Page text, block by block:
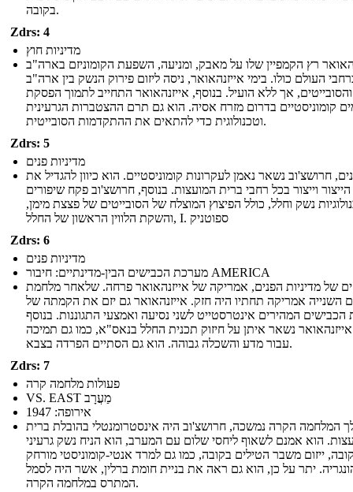
בקובה.
Zdrs: 4
מדיניות חוץ
רץ הקמפיין שלו על מאבק, ומניעה, השפעת הקומוניזם בארה"ב
העולם כולו. בימי אייזנהאואר, ניסה ליזום פירוק הנשק בין ארה"ב
והסובייטים, אך ללא הועיל. בנוסף, אייזנהאואר התחייב לתמוך הפסקת
קומוניסטיים בדרום מזרח אסיה. הוא גם תרם ההצטברות הגרעינית
וטכנולוגית כדי להתאים את ההתקדמות הסובייטית.
Zdrs: 5
מדיניות פנים
חרושצ'וב נשאר נאמן לעקרונות קומוניסטיים. הוא כיוון להגדיל את
הייצור וייצור בכל רחבי ברית המועצות. בנוסף, חרושצ'וב פקח שיפורים
נשק וחלל, כולל הפיצוץ המוצלח של הסובייטים של פצצת מימן,
והשקת הלווין הראשון של החלל, I. ספוטניק
Zdrs: 6
מדיניות פנים
מערכת הכבישים הבין-מדינתיים: חיבור AMERICA
של מדיניות הפנים, אמריקה של אייזנהאואר פרחה. שלאחר מלחמת
השנייה אמריקה תחתיו היה חזק. אייזנהאואר גם יזם את הקמתה של
המהירים אינטרסטייט לשני נסיעה ואמצעי התגוננות. בנוסף
נשאר איתן על חיזוק תכנית החלל בנאס"א, כמו גם תמיכה
עבור מדע והשכלה גבוהה. הוא גם הסתיים הפרדה בצבא.
Zdrs: 7
פעולות מלחמה קרה
VS. EAST מַעֲרָב
אירופה: 1947
המלחמה הקרה נמשכה, חרושצ'וב היה אינסטרומנטלי בהובלת ברית
הוא אמנם לשאוף ליחסי שלום עם המערב, הוא הניח נשק גרעיני
ייזום משבר הטילים בקובה, כמו גם למרד אנטי-קומוניסטי מורחק
יתר על כן, הוא גם ראה את בניית חומת ברלין, אשר היה לסמל
המתרס במלחמה הקרה.